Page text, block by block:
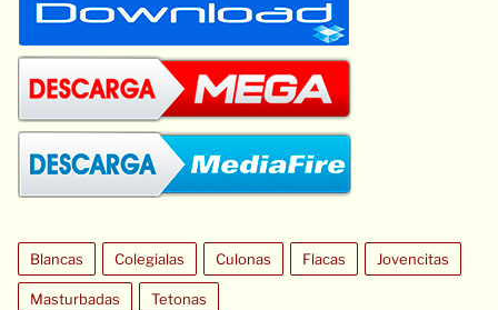
Blancas Colegialas Culonas Flacas Jovencitas
Masturbadas Tetonas